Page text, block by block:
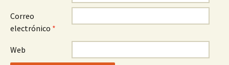
Correo
electrónico *
Web